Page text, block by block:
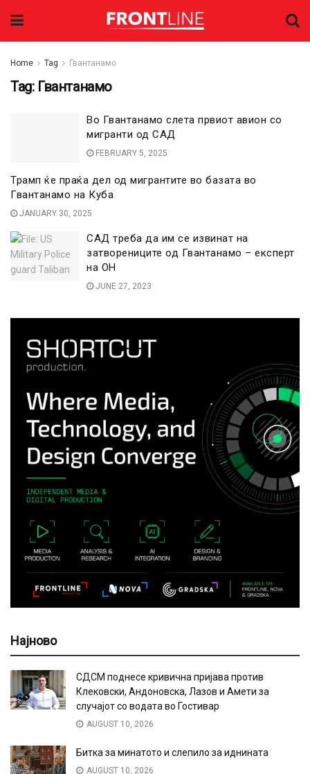
Home Tag Гвантанамо
Tag: Гвантанамо
Во Гвантанамо слета првиот авион со
мигранти од САД
FEBRUARY 5, 2025
Трамп ќе праќа дел од мигрантите во базата во
Гвантанамо на Куба
JANUARY 30, 2025
САД треба да им се извинат на
затворениците од Гвантанамо – експерт
на ОН
JUNE 27, 2023
Најново
СДСМ поднесе кривична пријава против
Клековски, Андоновска, Лазов и Амети за
случајот со водата во Гостивар
AUGUST 10, 2026
Битка за минатото и слепило за иднината
AUGUST 10, 2026